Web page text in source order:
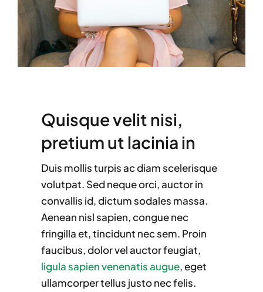
Quisque velit nisi,
pretium ut lacinia in
Duis mollis turpis ac diam scelerisque
volutpat. Sed neque orci, auctor in
convallis id, dictum sodales massa.
Aenean nisl sapien, congue nec
fringilla et, tincidunt nec sem. Proin
faucibus, dolor vel auctor feugiat,
ligula sapien venenatis augue, eget
ullamcorper tellus justo nec felis.